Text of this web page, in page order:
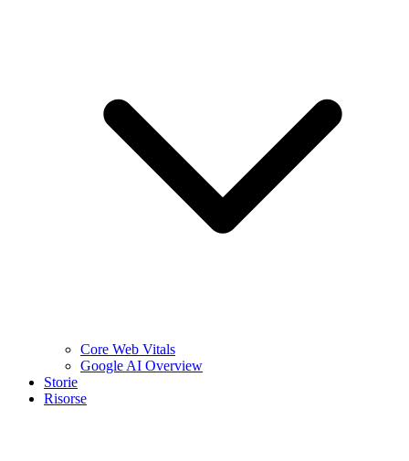
Core Web Vitals
Google AI Overview
Storie
Risorse